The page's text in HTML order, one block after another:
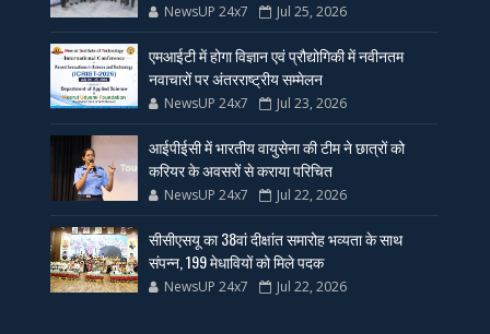
NewsUP 24x7 Jul 25, 2026
एमआईटी में होगा विज्ञान एवं प्रौद्योगिकी में नवीनतम
नवाचारों पर अंतरराष्ट्रीय सम्मेलन
NewsUP 24x7 Jul 23, 2026
आईपीईसी में भारतीय वायुसेना की टीम ने छात्रों को
करियर के अवसरों से कराया परिचित
NewsUP 24x7 Jul 22, 2026
सीसीएसयू का 38वां दीक्षांत समारोह भव्यता के साथ
संपन्न, 199 मेधावियों को मिले पदक
NewsUP 24x7 Jul 22, 2026